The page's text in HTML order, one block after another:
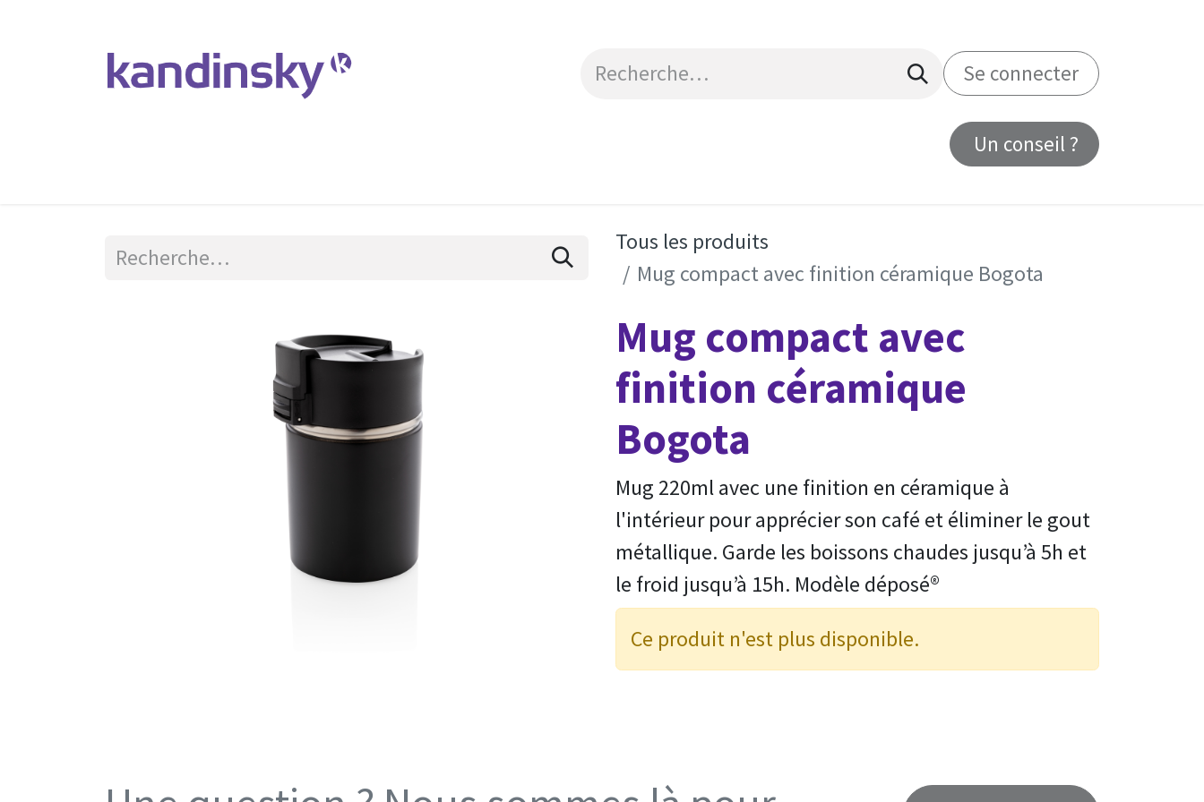
Se connecter
Un conseil ?
Tous les produits
Mug compact avec finition céramique Bogota
Mug compact avec
finition céramique
Bogota
Mug 220ml avec une finition en céramique à
l'intérieur pour apprécier son café et éliminer le gout
métallique. Garde les boissons chaudes jusqu’à 5h et
le froid jusqu’à 15h. Modèle déposé®
Ce produit n'est plus disponible.